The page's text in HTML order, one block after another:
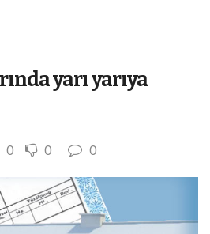
yarı yarıya
0 0 0